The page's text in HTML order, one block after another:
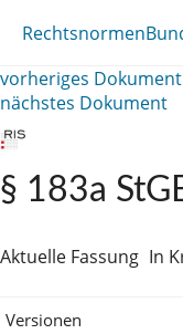
Rechtsnormen
vorheriges Dokument
nächstes Dokument
§ 183a
Aktuelle Fassung In
Versionen